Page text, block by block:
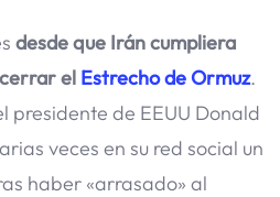
desde que Irán cumpliera
el Estrecho de Ormuz.
presidente de EEUU Donald
veces en su red social un
haber «arrasado» al